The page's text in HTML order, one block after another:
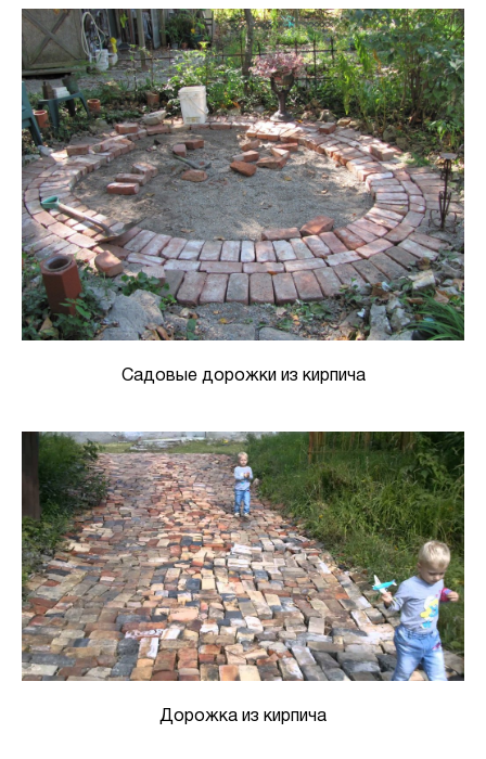
Садовые дорожки из кирпича
Дорожка из кирпича